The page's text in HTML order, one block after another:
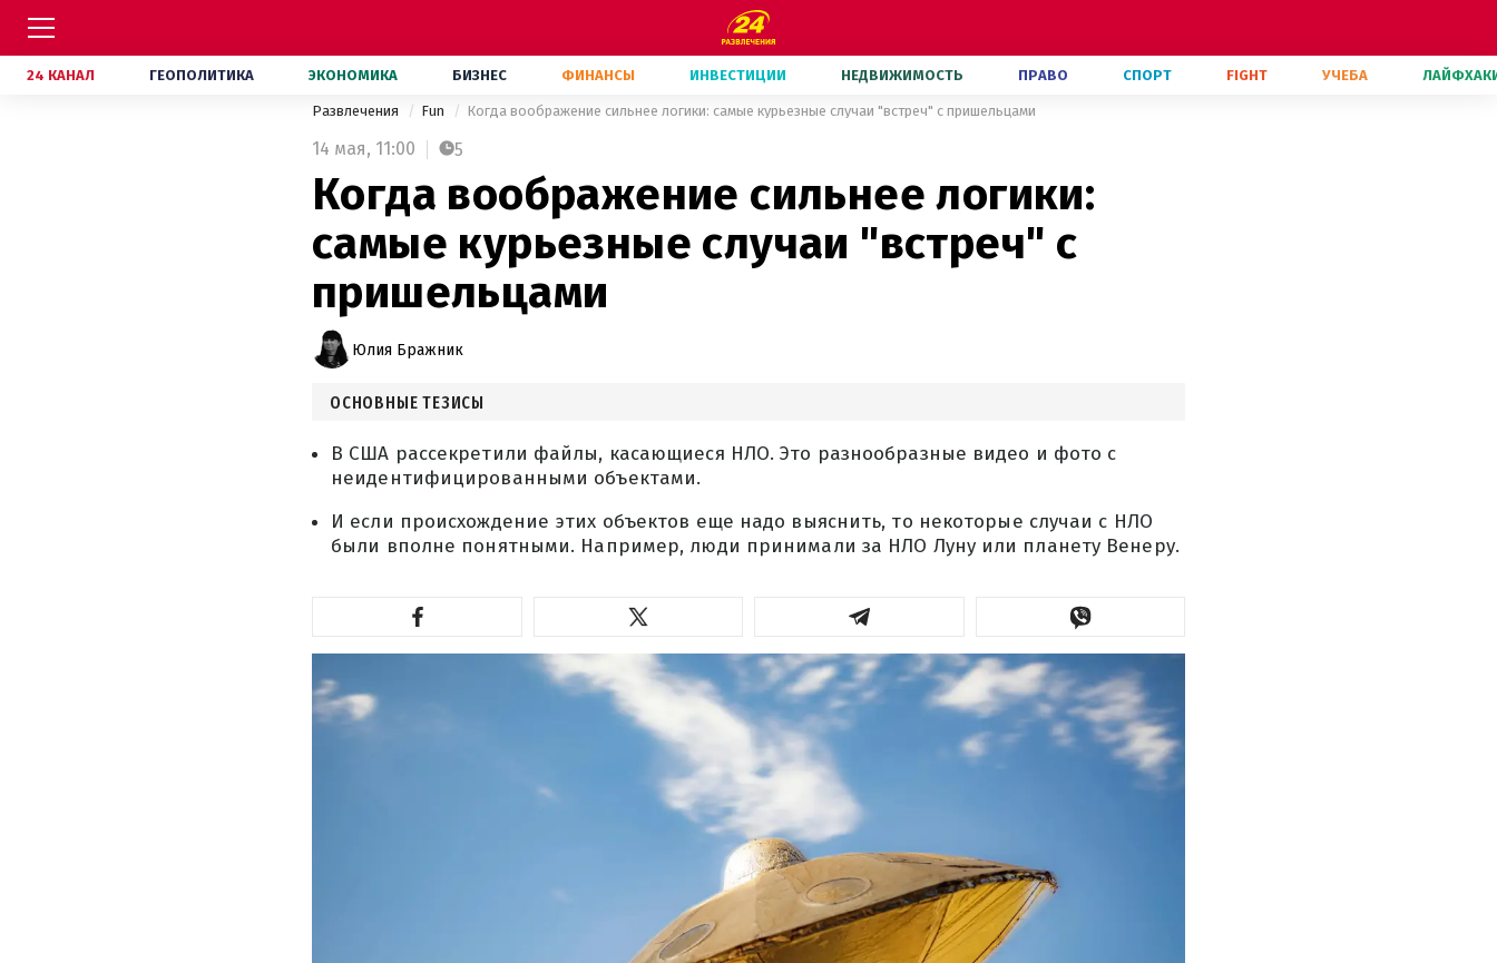
24 КАНАЛ ГЕОПОЛИТИКА ЭКОНОМИКА БИЗНЕС ФИНАНСЫ ИНВЕСТИЦИИ НЕДВИЖИМОСТЬ ПРАВО СПОРТ FIGHT УЧЕБА
Развлечения Fun Когда воображение сильнее логики: самые курьезные случаи "встреч" с пришельцами
14 мая, 11:00 5
Когда воображение сильнее логики:
самые курьезные случаи "встреч" с
пришельцами
Юлия Бражник
ОСНОВНЫЕ ТЕЗИСЫ
В США рассекретили файлы, касающиеся НЛО. Это разнообразные видео и фото с
неидентифицированными объектами.
И если происхождение этих объектов еще надо выяснить, то некоторые случаи с НЛО
были вполне понятными. Например, люди принимали за НЛО Луну или планету Венеру.